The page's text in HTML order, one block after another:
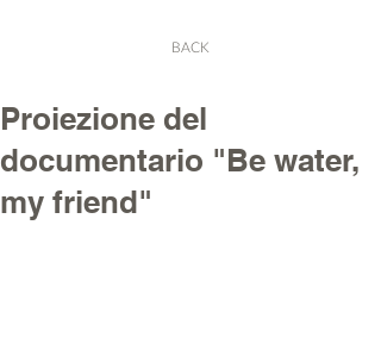
BACK
Proiezione del
documentario "Be water,
my friend"